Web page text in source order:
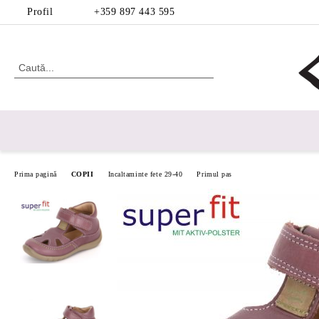
Profil +359 897 443 595
Prima pagină COPII Incaltaminte fete 29-40 Primul pas